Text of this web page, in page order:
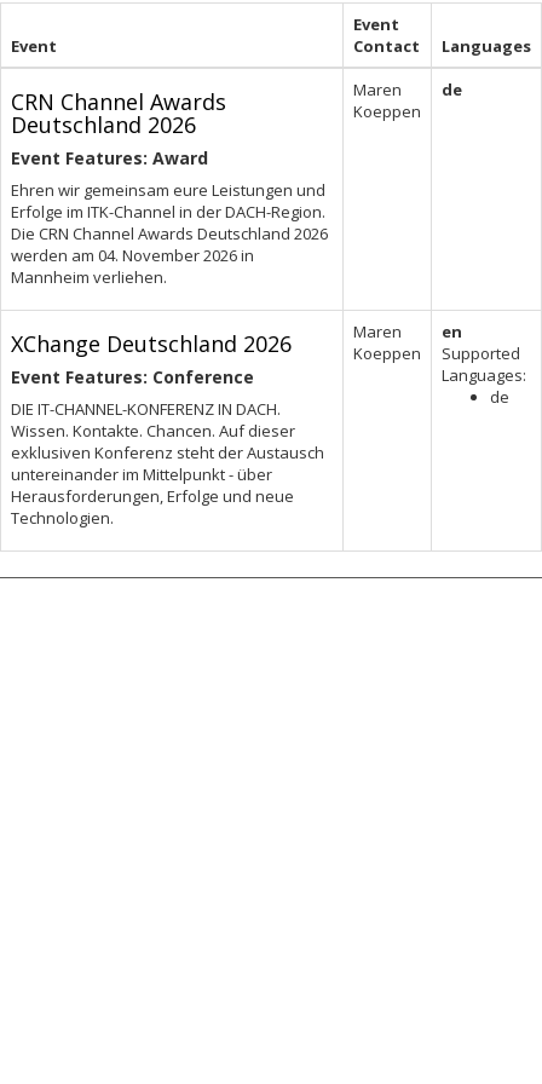
Event
Event
Contact
Languages
CRN Channel Awards
Deutschland 2026
Event Features: Award
Ehren wir gemeinsam eure Leistungen und
Erfolge im ITK-Channel in der DACH-Region.
Die CRN Channel Awards Deutschland 2026
werden am 04. November 2026 in
Mannheim verliehen.
Maren
Koeppen
de
XChange Deutschland 2026
Event Features: Conference
DIE IT-CHANNEL-KONFERENZ IN DACH.
Wissen. Kontakte. Chancen. Auf dieser
exklusiven Konferenz steht der Austausch
untereinander im Mittelpunkt - über
Herausforderungen, Erfolge und neue
Technologien.
Maren
Koeppen
en
Supported
Languages:
de